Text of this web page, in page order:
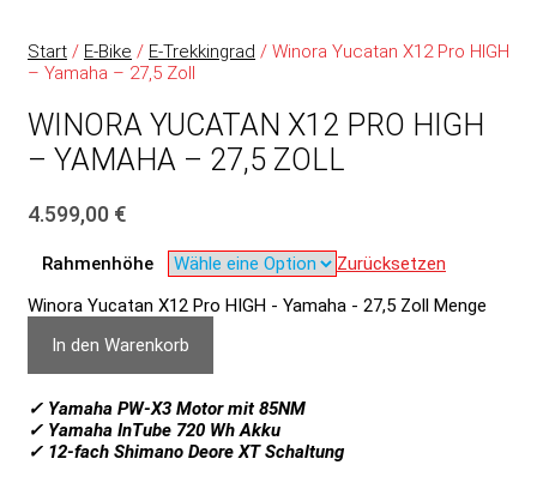
Start / E-Bike / E-Trekkingrad / Winora Yucatan X12 Pro HIGH
– Yamaha – 27,5 Zoll
WINORA YUCATAN X12 PRO HIGH
– YAMAHA – 27,5 ZOLL
4.599,00 €
Rahmenhöhe
Zurücksetzen
Winora Yucatan X12 Pro HIGH - Yamaha - 27,5 Zoll Menge
In den Warenkorb
✓ Yamaha PW‑X3 Motor mit 85NM
✓ Yamaha InTube 720 Wh Akku
✓ 12-fach Shimano Deore XT Schaltung